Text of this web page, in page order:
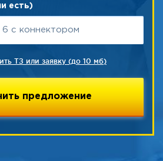
есть)
ТЗ или заявку (до 10 мб)